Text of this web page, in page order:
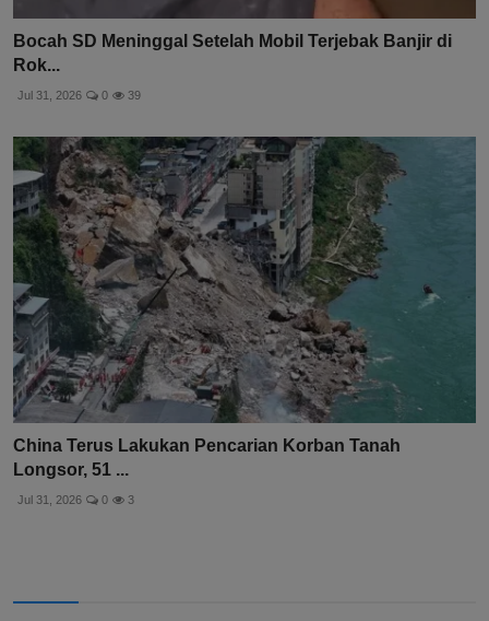
Bocah SD Meninggal Setelah Mobil Terjebak Banjir di
Rok...
Jul 31, 2026 0 39
China Terus Lakukan Pencarian Korban Tanah
Longsor, 51 ...
Jul 31, 2026 0 3